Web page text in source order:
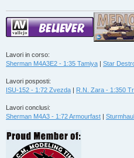
Lavori in corso:
Sherman M4A3E2 - 1:35 Tamiya | Star
Lavori posposti:
ISU-152 - 1:72 Zvezda | R.N. Zara - 1:350
Lavori conclusi:
Sherman M4A3 - 1:72 Armourfast |